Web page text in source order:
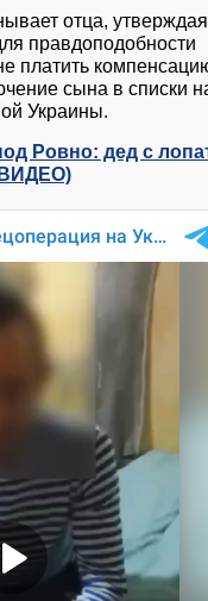
отца,
правдоподобности
платить
сына в списки
Украины.
Ровно: дед с